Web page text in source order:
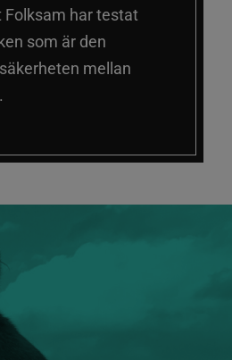
Folksam har testat
som är den
mellan